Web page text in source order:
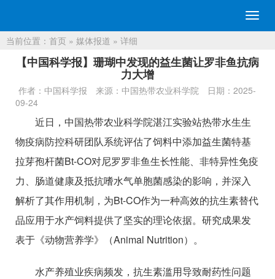
切
换
航
当前位置： 首页 » 媒体报道 » 详细
【中国科学报】珊瑚中发现的益生菌让罗非鱼抗病
力大增
作者：中国科学报 来源：中国热带农业科学院
日期：2025-
09-24
近日，中国热带农业科学院湛江实验站热带水生生
物疫病防控科研团队系统评估了饲料中添加益生菌特基
拉芽孢杆菌Bt-CO对尼罗罗非鱼生长性能、非特异性免疫
力、肠道健康及抵抗嗜水气单胞菌感染的影响，并深入
解析了其作用机制，为Bt-CO作为一种高效的抗生素替代
品应用于水产饲料提供了坚实的理论依据。研究成果发
表于《动物营养学》（Animal Nutrition）。
水产养殖业疾病频发，抗生素滥用导致耐药性问题